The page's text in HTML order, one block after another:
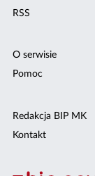
RSS
O serwisie
Pomoc
Redakcja BIP MK
Kontakt